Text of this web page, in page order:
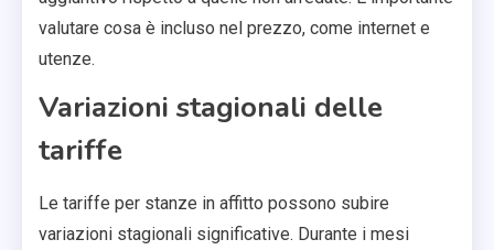
valutare cosa è incluso nel prezzo, come internet e
utenze.
Variazioni stagionali delle
tariffe
Le tariffe per stanze in affitto possono subire
variazioni stagionali significative. Durante i mesi